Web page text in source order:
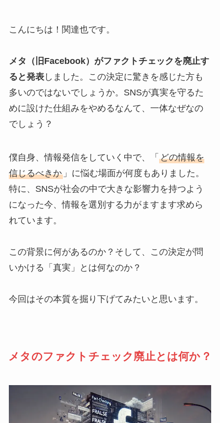
こんにちは！関達也です。
メタ（旧Facebook）がファクトチェックを廃止す
ると発表しました。この決定に驚きを感じた方も
多いのではないでしょうか。SNSが真実を守るた
めに設けた仕組みをやめるなんて、一体なぜなの
でしょう？
僕自身、情報発信をしていく中で、「 どの情報を
信じるべきか」に悩む場面が何度もありました。
特に、SNSが社会の中で大きな影響力を持つよう
になった今、情報を選別する力がますます求めら
れています。
この背景に何があるのか？そして、この決定が問
いかける「真実」とは何なのか？
今回はその本質を掘り下げてみたいと思います。
メタのファクトチェック廃止とは何か？